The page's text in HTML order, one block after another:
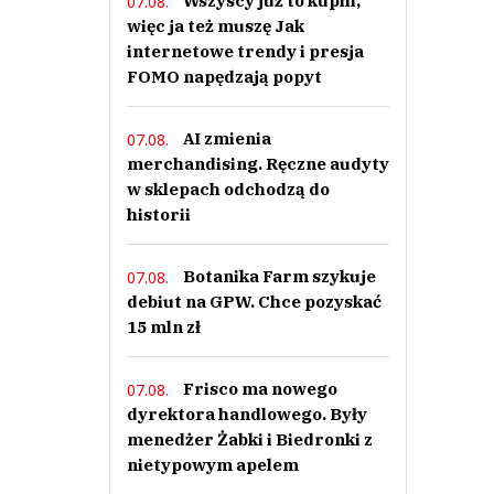
więc ja też muszę Jak
internetowe trendy i presja
FOMO napędzają popyt
07.08.
AI zmienia
merchandising. Ręczne audyty
w sklepach odchodzą do
historii
07.08.
Botanika Farm szykuje
debiut na GPW. Chce pozyskać
15 mln zł
07.08.
Frisco ma nowego
dyrektora handlowego. Były
menedżer Żabki i Biedronki z
nietypowym apelem